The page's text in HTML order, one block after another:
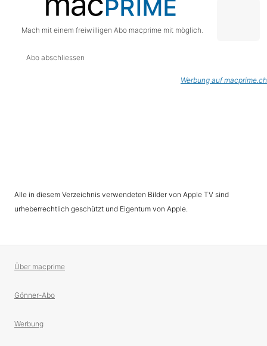
Mach mit einem freiwilligen Abo macprime mit möglich.
Abo abschliessen
Werbung auf macprime.ch
Alle in diesem Verzeichnis verwendeten Bilder von Apple TV sind
urheberrechtlich geschützt und Eigentum von Apple.
Über macprime
Gönner-Abo
Werbung